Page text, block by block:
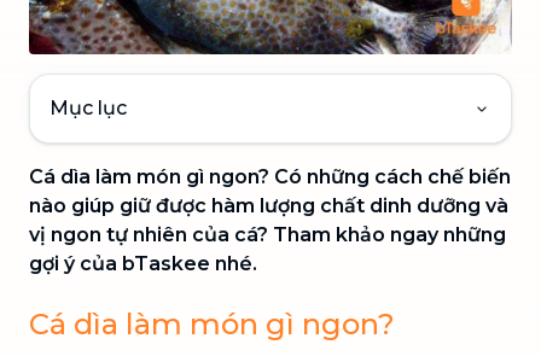
Mục lục
Cá dìa làm món gì ngon? Có những cách chế biến
nào giúp giữ được hàm lượng chất dinh dưỡng và
vị ngon tự nhiên của cá? Tham khảo ngay những
gợi ý của bTaskee nhé.
Cá dìa làm món gì ngon?